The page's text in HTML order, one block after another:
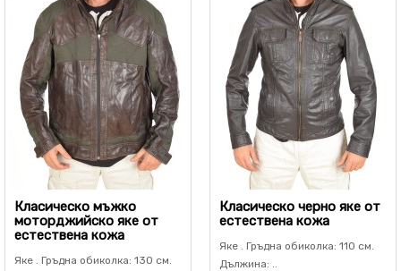
Класическо мъжко
моторджийско яке от
естествена кожа
Яке . Гръдна обиколка: 130 см.
Класическо черно яке от
естествена кожа
Яке . Гръдна обиколка: 110 см.
Дължина: ..